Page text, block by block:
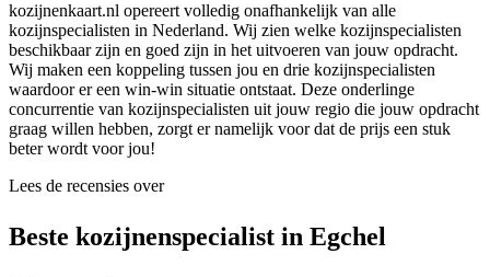
kozijnenkaart.nl opereert volledig onafhankelijk van alle
kozijnspecialisten in Nederland. Wij zien welke kozijnspecialisten
beschikbaar zijn en goed zijn in het uitvoeren van jouw opdracht.
Wij maken een koppeling tussen jou en drie kozijnspecialisten
waardoor er een win-win situatie ontstaat. Deze onderlinge
concurrentie van kozijnspecialisten uit jouw regio die jouw opdracht
graag willen hebben, zorgt er namelijk voor dat de prijs een stuk
beter wordt voor jou!
Lees de recensies over
Beste kozijnenspecialist in Egchel